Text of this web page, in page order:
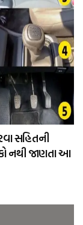
સહિતની
નથી જાણતા આ